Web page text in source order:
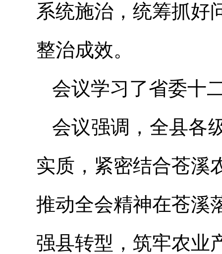
系统施治，统筹抓好
整治成效。
会议学习了省委十
会议强调，全县各
实质，紧密结合苍溪
推动全会精神在苍溪
强县转型，筑牢农业